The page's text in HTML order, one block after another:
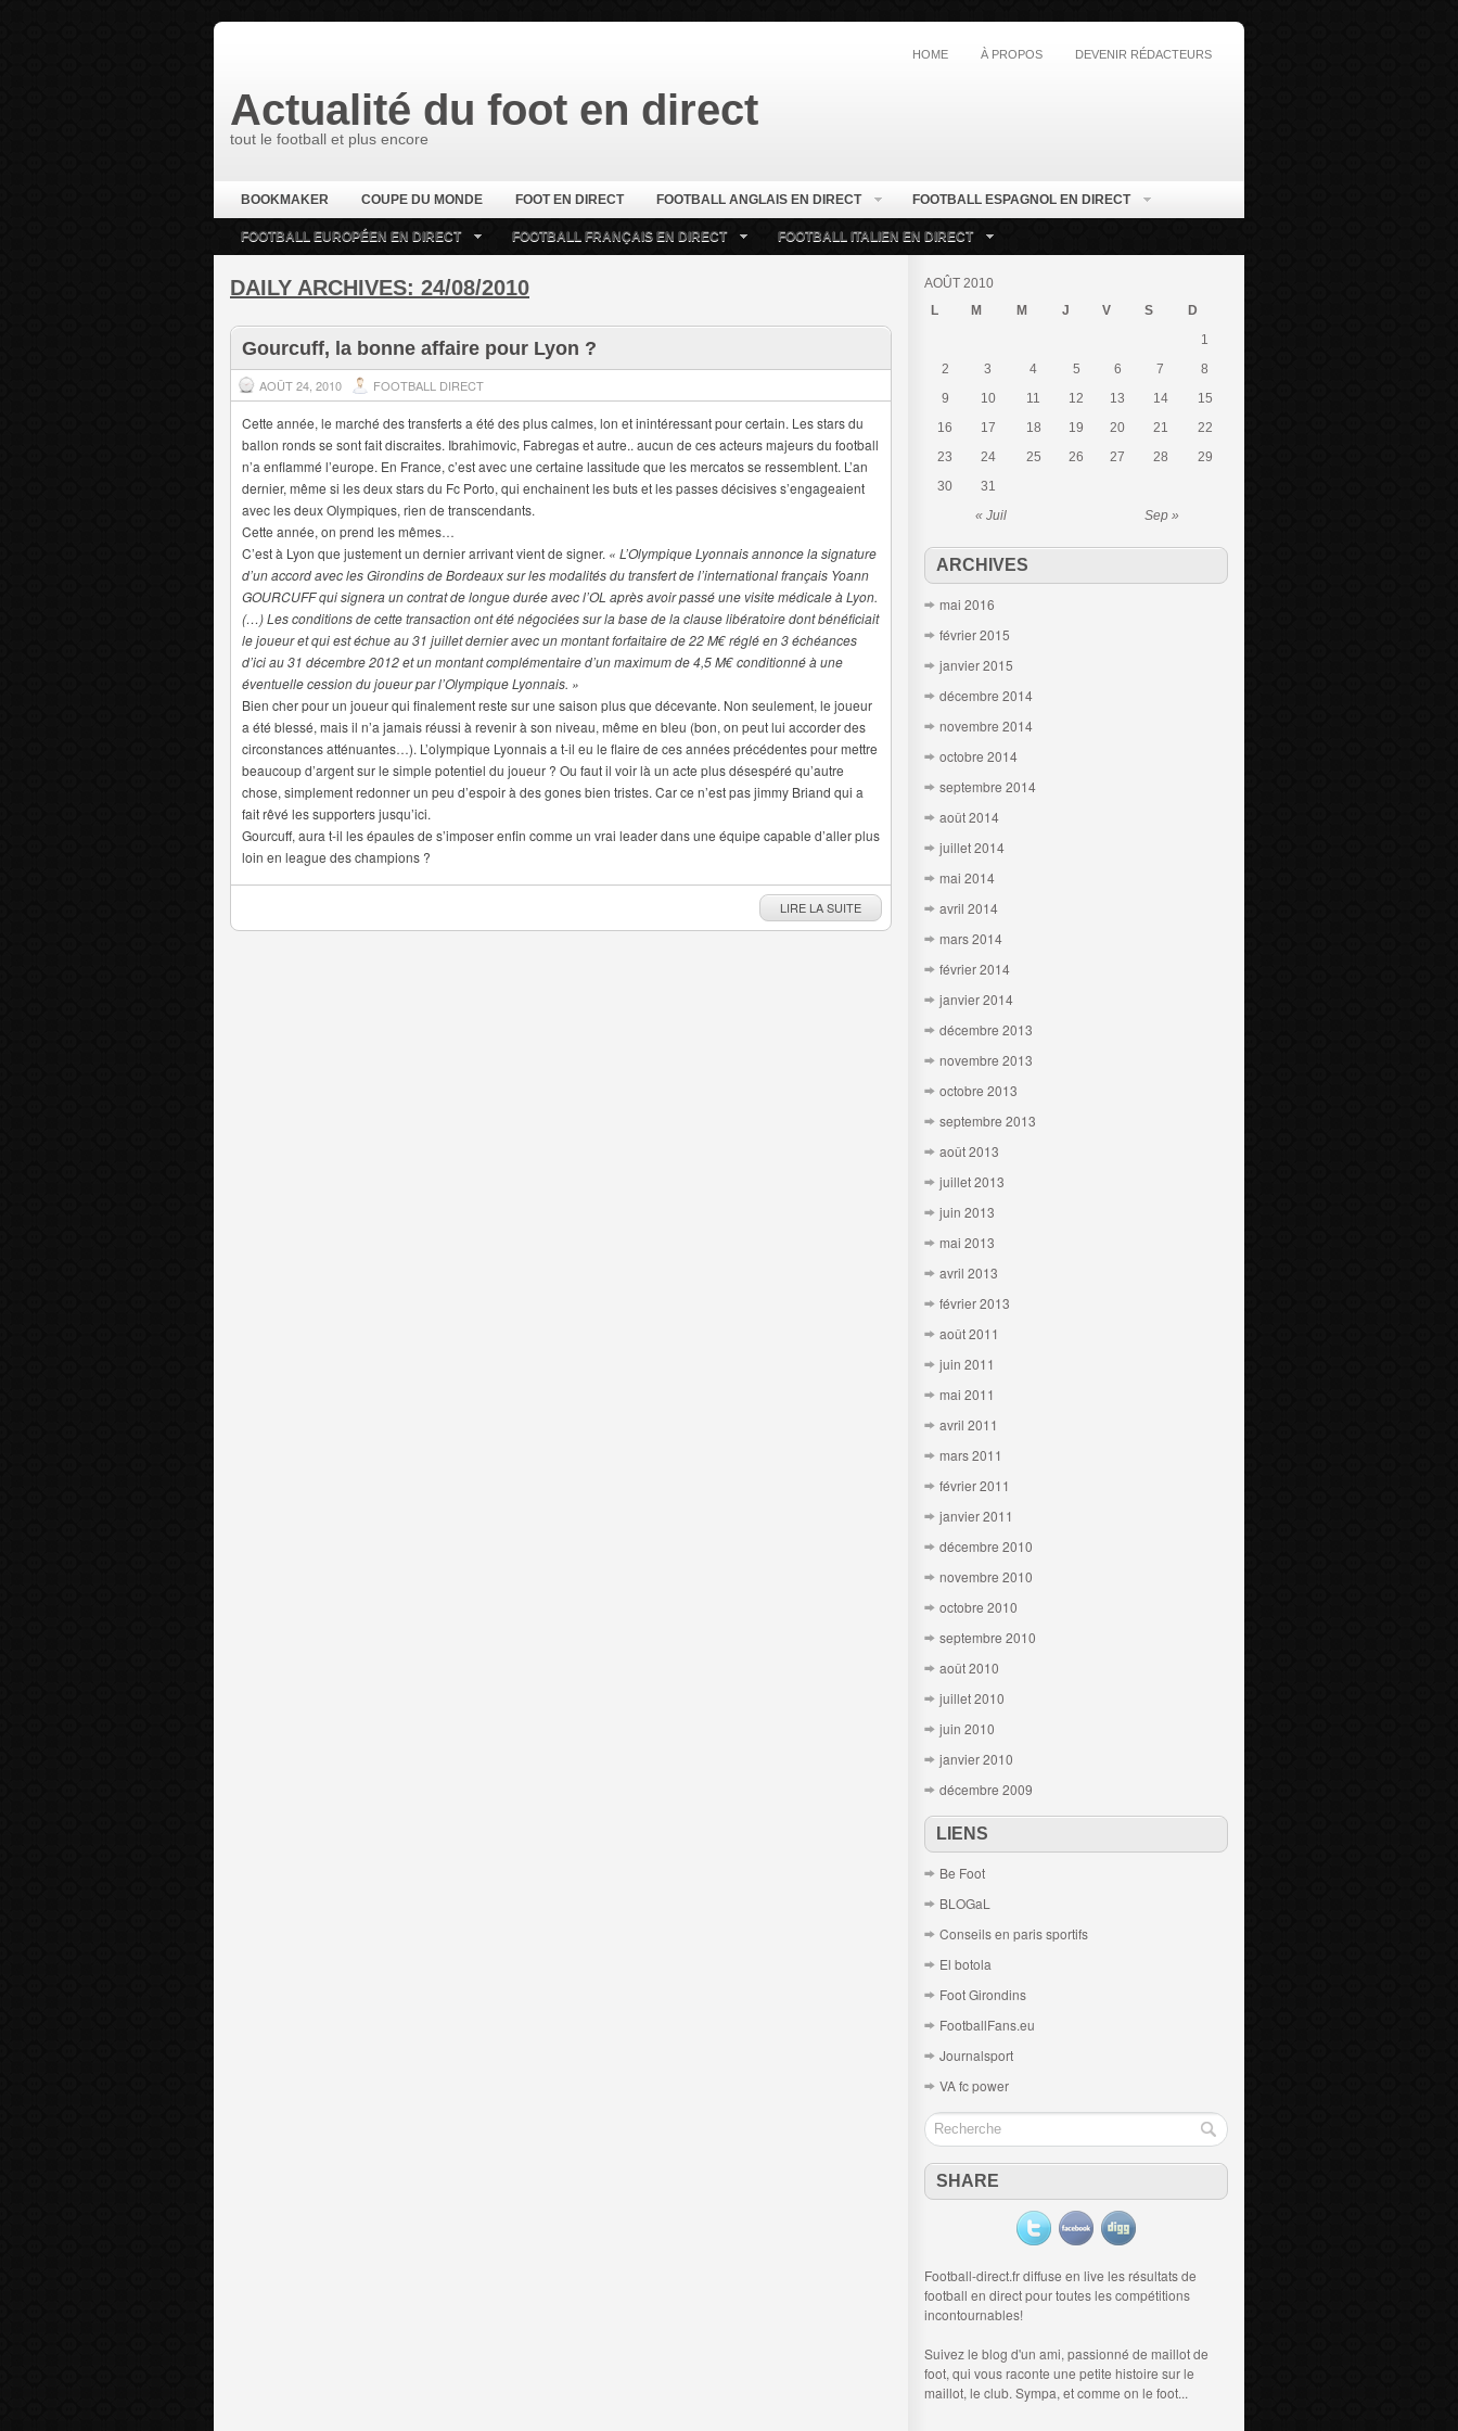
HOME À PROPOS DEVENIR RÉDACTEURS
Actualité du foot en direct
tout le football et plus encore
BOOKMAKER COUPE DU MONDE FOOT EN DIRECT FOOTBALL ANGLAIS EN DIRECT FOOTBALL ESPAGNOL EN DIRECT
FOOTBALL EUROPÉEN EN DIRECT FOOTBALL FRANÇAIS EN DIRECT FOOTBALL ITALIEN EN DIRECT
DAILY ARCHIVES: 24/08/2010
Gourcuff, la bonne affaire pour Lyon ?
AOÛT 24, 2010 FOOTBALL DIRECT
Cette année, le marché des transferts a été des plus calmes, lon et inintéressant pour certain. Les stars du
ballon ronds se sont fait discraites. Ibrahimovic, Fabregas et autre.. aucun de ces acteurs majeurs du football
n’a enflammé l’europe. En France, c’est avec une certaine lassitude que les mercatos se ressemblent. L’an
dernier, même si les deux stars du Fc Porto, qui enchainent les buts et les passes décisives s’engageaient
avec les deux Olympiques, rien de transcendants.
Cette année, on prend les mêmes…
C’est à Lyon que justement un dernier arrivant vient de signer. « L’Olympique Lyonnais annonce la signature
d’un accord avec les Girondins de Bordeaux sur les modalités du transfert de l’international français Yoann
GOURCUFF qui signera un contrat de longue durée avec l’OL après avoir passé une visite médicale à Lyon.
(…) Les conditions de cette transaction ont été négociées sur la base de la clause libératoire dont bénéficiait
le joueur et qui est échue au 31 juillet dernier avec un montant forfaitaire de 22 M€ réglé en 3 échéances
d’ici au 31 décembre 2012 et un montant complémentaire d’un maximum de 4,5 M€ conditionné à une
éventuelle cession du joueur par l’Olympique Lyonnais. »
Bien cher pour un joueur qui finalement reste sur une saison plus que décevante. Non seulement, le joueur
a été blessé, mais il n’a jamais réussi à revenir à son niveau, même en bleu (bon, on peut lui accorder des
circonstances atténuantes…). L’olympique Lyonnais a t-il eu le flaire de ces années précédentes pour mettre
beaucoup d’argent sur le simple potentiel du joueur ? Ou faut il voir là un acte plus désespéré qu’autre
chose, simplement redonner un peu d’espoir à des gones bien tristes. Car ce n’est pas jimmy Briand qui a
fait rêvé les supporters jusqu’ici.
Gourcuff, aura t-il les épaules de s’imposer enfin comme un vrai leader dans une équipe capable d’aller plus
loin en league des champions ?
LIRE LA SUITE
AOÛT 2010
L
M M J V S D
« Juil Sep »
1
2
3 4 5 6 7
8
9
10 11 12 13 14
15
16
17 18 19 20 21
22
23
24 25 26 27 28
29
30
31
ARCHIVES
mai 2016
février 2015
janvier 2015
décembre 2014
novembre 2014
octobre 2014
septembre 2014
août 2014
juillet 2014
mai 2014
avril 2014
mars 2014
février 2014
janvier 2014
décembre 2013
novembre 2013
octobre 2013
septembre 2013
août 2013
juillet 2013
juin 2013
mai 2013
avril 2013
février 2013
août 2011
juin 2011
mai 2011
avril 2011
mars 2011
février 2011
janvier 2011
décembre 2010
novembre 2010
octobre 2010
septembre 2010
août 2010
juillet 2010
juin 2010
janvier 2010
décembre 2009
LIENS
Be Foot
BLOGaL
Conseils en paris sportifs
El botola
Foot Girondins
FootballFans.eu
Journalsport
VA fc power
SHARE
Football-direct.fr diffuse en live les résultats de
football en directpour toutes les compétitions
incontournables!
Suivez le blog d'un ami, passionné de maillot de
foot, qui vous raconte une petite histoire sur le
maillot, le club. Sympa, et comme on le foot...